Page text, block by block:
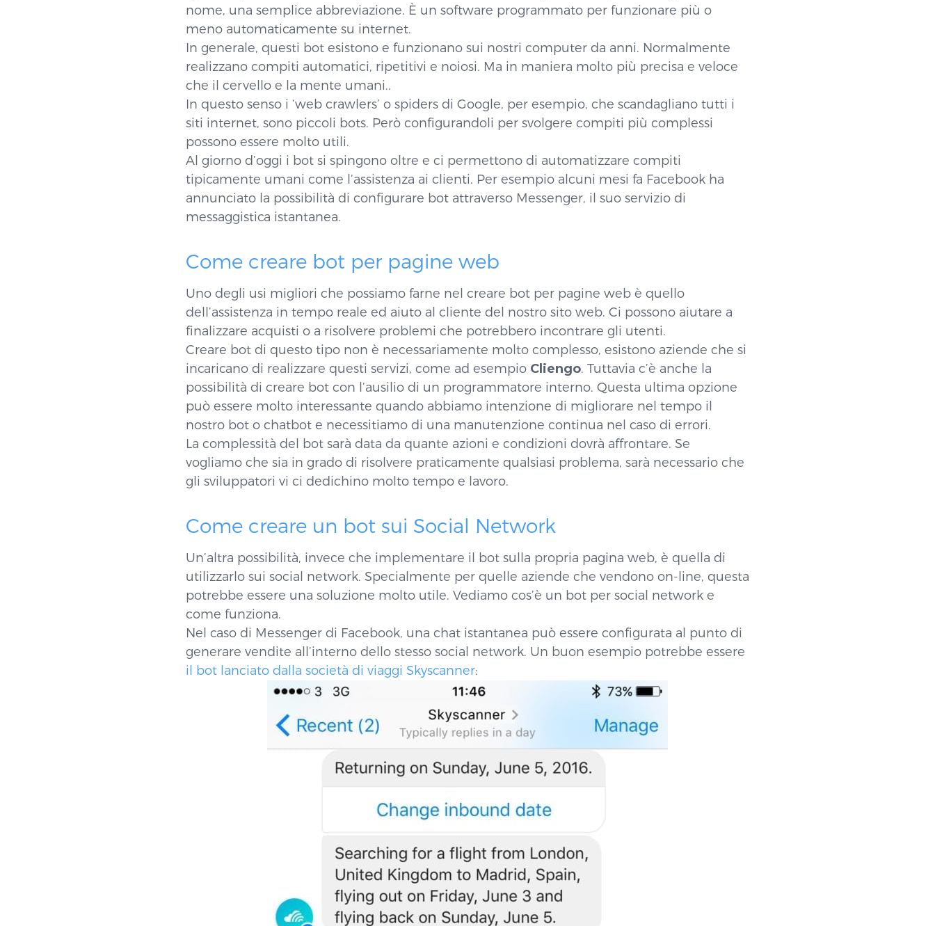
nome, una semplice abbreviazione. È un software programmato per funzionare più o
meno automaticamente su internet.
In generale, questi bot esistono e funzionano sui nostri computer da anni. Normalmente
realizzano compiti automatici, ripetitivi e noiosi. Ma in maniera molto più precisa e veloce
che il cervello e la mente umani..
In questo senso i ‘web crawlers’ o spiders di Google, per esempio, che scandagliano tutti i
siti internet, sono piccoli bots. Però configurandoli per svolgere compiti più complessi
possono essere molto utili.
Al giorno d’oggi i bot si spingono oltre e ci permettono di automatizzare compiti
tipicamente umani come l’assistenza ai clienti. Per esempio alcuni mesi fa Facebook ha
annunciato la possibilità di configurare bot attraverso Messenger, il suo servizio di
messaggistica istantanea.
Come creare bot per pagine web
Uno degli usi migliori che possiamo farne nel creare bot per pagine web è quello
dell’assistenza in tempo reale ed aiuto al cliente del nostro sito web. Ci possono aiutare a
finalizzare acquisti o a risolvere problemi che potrebbero incontrare gli utenti.
Creare bot di questo tipo non è necessariamente molto complesso, esistono aziende che si
incaricano di realizzare questi servizi, come ad esempio Cliengo. Tuttavia c’è anche la
possibilità di creare bot con l’ausilio di un programmatore interno. Questa ultima opzione
può essere molto interessante quando abbiamo intenzione di migliorare nel tempo il
nostro bot o chatbot e necessitiamo di una manutenzione continua nel caso di errori.
La complessità del bot sarà data da quante azioni e condizioni dovrà affrontare. Se
vogliamo che sia in grado di risolvere praticamente qualsiasi problema, sarà necessario che
gli sviluppatori vi ci dedichino molto tempo e lavoro.
Come creare un bot sui Social Network
Un’altra possibilità, invece che implementare il bot sulla propria pagina web, è quella di
utilizzarlo sui social network. Specialmente per quelle aziende che vendono on-line, questa
potrebbe essere una soluzione molto utile. Vediamo cos’è un bot per social network e
come funziona.
Nel caso di Messenger di Facebook, una chat istantanea può essere configurata al punto di
generare vendite all’interno dello stesso social network. Un buon esempio potrebbe essere
il bot lanciato dalla società di viaggi Skyscanner: